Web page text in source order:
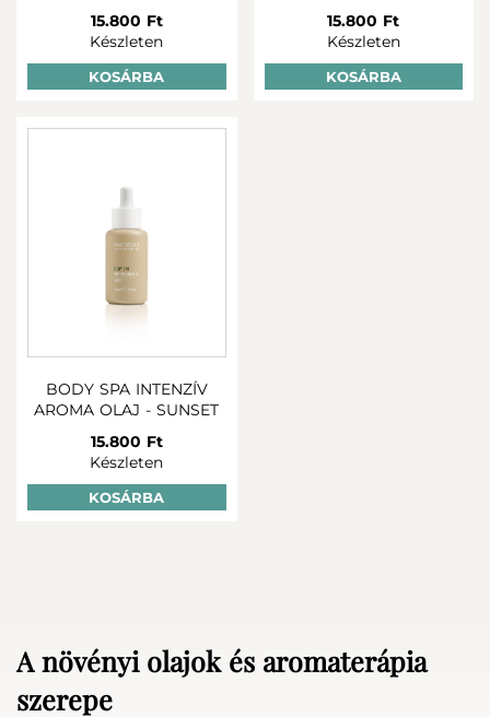
15.800 Ft
Készleten
KOSÁRBA
15.800 Ft
Készleten
KOSÁRBA
BODY SPA INTENZÍV
AROMA OLAJ - SUNSET
15.800 Ft
Készleten
KOSÁRBA
A növényi olajok és aromaterápia
szerepe